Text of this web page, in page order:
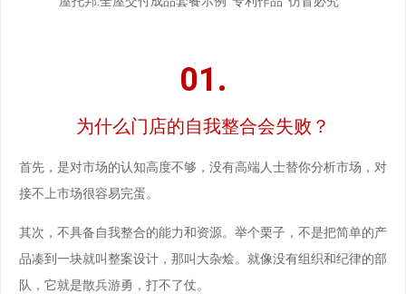
01.
为什么门店的自我整合会失败？
首先，是对市场的认知高度不够，没有高端人士替你分析市场，对
接不上市场很容易完蛋。
其次，不具备自我整合的能力和资源。举个栗子，不是把简单的产
品凑到一块就叫整案设计，那叫大杂烩。就像没有组织和纪律的部
队，它就是散兵游勇，打不了仗。